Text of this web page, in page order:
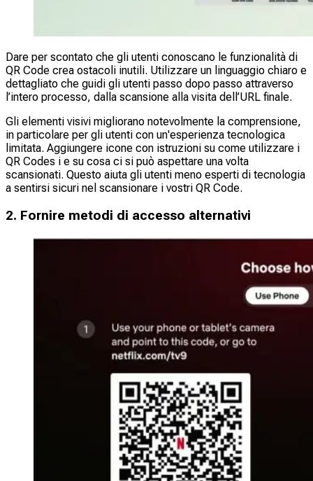
Dare per scontato che gli utenti conoscano le funzionalità di
QR Code crea ostacoli inutili. Utilizzare un linguaggio chiaro e
dettagliato che guidi gli utenti passo dopo passo attraverso
l’intero processo, dalla scansione alla visita dell’URL finale.
Gli elementi visivi migliorano notevolmente la comprensione,
in particolare per gli utenti con un'esperienza tecnologica
limitata. Aggiungere icone con istruzioni su come utilizzare i
QR Codes i e su cosa ci si può aspettare una volta
scansionati. Questo aiuta gli utenti meno esperti di tecnologia
a sentirsi sicuri nel scansionare i vostri QR Code.
2. Fornire metodi di accesso alternativi